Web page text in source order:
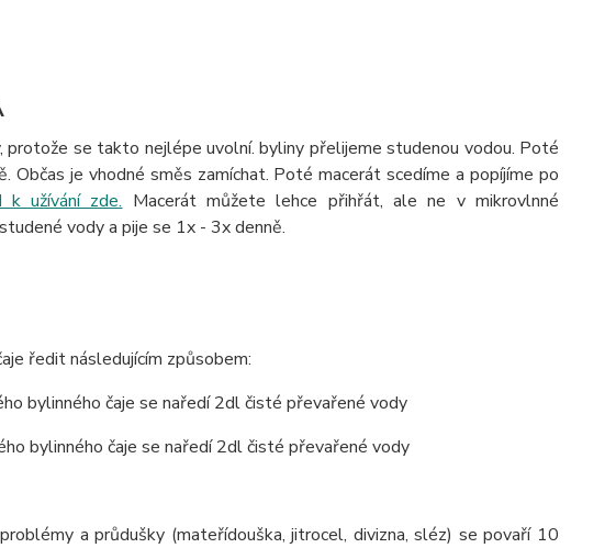
se takto nejlépe uvolní. byliny přelijeme studenou vodou. Poté
je vhodné směs zamíchat. Poté macerát scedíme a popíjíme po
k užívání zde. Macerát můžete lehce přihřát, ale ne v mikrovlnné
vody a pije se 1x - 3x denně.
ředit následujícím způsobem:
bylinného čaje se naředí 2dl čisté převařené vody
bylinného čaje se naředí 2dl čisté převařené vody
a průdušky (mateřídouška, jitrocel, divizna, sléz) se povaří 10